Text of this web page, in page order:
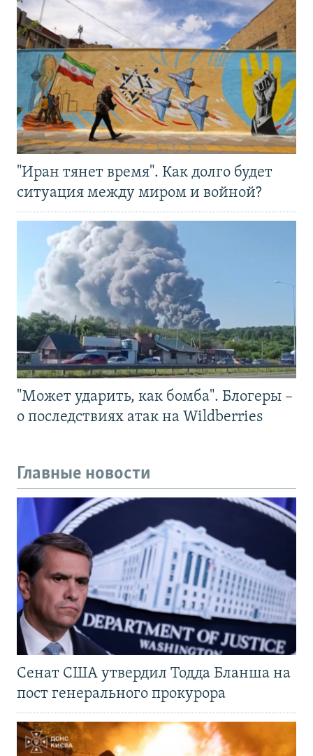
"Иран тянет время". Как долго будет
ситуация между миром и войной?
"Может ударить, как бомба". Блогеры –
о последствиях атак на Wildberries
Главные новости
Сенат США утвердил Тодда Бланша на
пост генерального прокурора